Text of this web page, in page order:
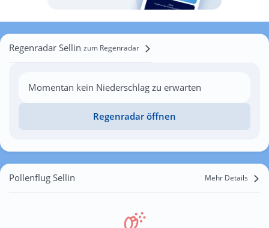
Regenradar Sellin zum Regenradar
Momentan kein Niederschlag zu erwarten
Regenradar öffnen
Pollenflug Sellin Mehr Details